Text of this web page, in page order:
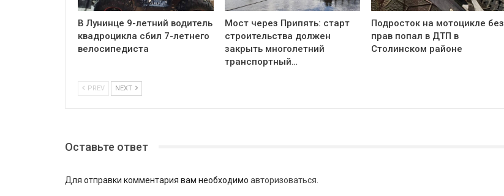
В Лунинце 9-летний водитель
квадроцикла сбил 7-летнего
велосипедиста
Мост через Припять: старт
строительства должен
закрыть многолетний
транспортный…
Подросток на мотоцикле без
прав попал в ДТП в
Столинском районе
PREV NEXT
Оставьте ответ
Для отправки комментария вам необходимо авторизоваться